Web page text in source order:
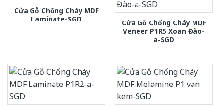
Cửa Gỗ Chống Cháy MDF
Laminate-SGD
Cửa Gỗ Chống Cháy MDF
Veneer P1R5 Xoan Đào-
a-SGD